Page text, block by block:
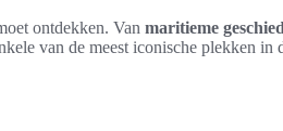
ontdekken. Van maritieme
van de meest iconische plekken in